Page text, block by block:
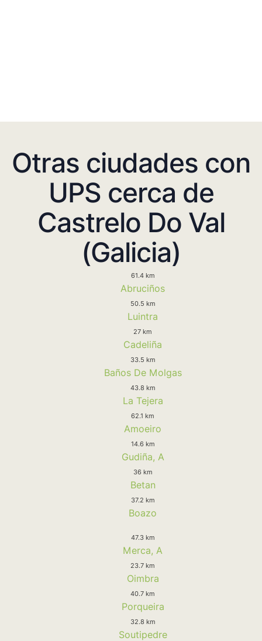
Otras ciudades con
UPS cerca de
Castrelo Do Val
(Galicia)
61.4 km
Abruciños
50.5 km
Luintra
27 km
Cadeliña
33.5 km
Baños De Molgas
43.8 km
La Tejera
62.1 km
Amoeiro
14.6 km
Gudiña, A
36 km
Betan
37.2 km
Boazo
47.3 km
Merca, A
23.7 km
Oimbra
40.7 km
Porqueira
32.8 km
Soutipedre